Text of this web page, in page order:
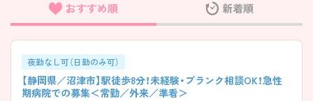
フリーワード検索
おすすめ順 新着順
夜勤なし可（日勤のみ可）
【静岡県／沼津市】駅徒歩8分！未経験・ブランク相談OK！急性
期病院での募集＜常勤／外来／準看＞